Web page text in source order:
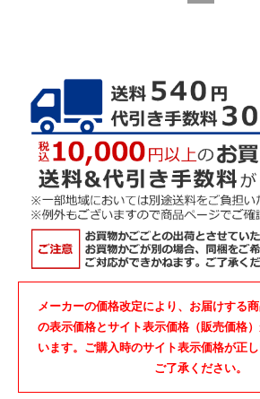
メーカーの価格改定により、お届けする
の表示価格とサイト表示価格（販売価格
います。ご購入時のサイト表示価格が正
ご了承ください。